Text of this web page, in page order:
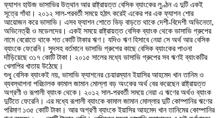
ফ্যাশন হাউজ ভাসাভির উত্থান আর রাষ্ট্রায়ত্ত বেসিক ব্যাংকের লুণ্ঠন এ দুটি একই
সূত্রে গাঁথা। ২০১২ সাল-পরবর্তী সময়ে হঠাৎ করেই একের পর এক ফ্যাশন শোর
আয়োজন করে ভাসাভি। এসব ফ্যাশন শোতে ভিড় বাড়তে থাকে দেশী-বিদেশী অভিনেতা,
অভিনেত্রী ও মডেলদের। একই সময়ে রাষ্ট্রায়ত্ত বেসিক ব্যাংক থেকে ভাসাভি গ্রুপের
নামে বেরোতে থাকে শত কোটি টাকার ঋণ। যদিও ঋণ হিসাবে নেয়া সে অর্থ আর বেসিক
ব্যাংকে ফেরেনি। সুদসহ বর্তমানে ভাসাভি গ্রুপের কাছে বেসিক ব্যাংকের পাওনা
দাঁড়িয়েছে ৩১৭ কোটি টাকা। ২০১৫ সালের মধ্যে ভাসাভি গ্রুপের সব ঋণই ব্যাংকটির
খেলাপির খাতায় উঠেছে।
শুধু বেসিক ব্যাংকই নয়, ভাসাভি ফ্যাশনের চেয়ারম্যান ইয়াসির আহমেদ খান তানিম ও
ব্যবস্থাপনা পরিচালক কামাল জামান মোল্লা বড় অংকের অর্থ বের করেছেন রাষ্ট্রায়ত্ত
অগ্রণী ও রূপালী ব্যাংক থেকে। ২০১২ সাল-পরবর্তী সময়ে নেয়া এ ঋণের অর্থও ব্যাংক
দুটিতে ফেরেনি। এর মধ্যে রূপালী ব্যাংকে কামাল জামান মোল্লার দুটি কোম্পানির ঋণের
পরিমাণ ১৩৫ কোটি টাকা। আর অগ্রণী ব্যাংকে ইয়াসির আহমেদ খান তানিমের কোম্পানির